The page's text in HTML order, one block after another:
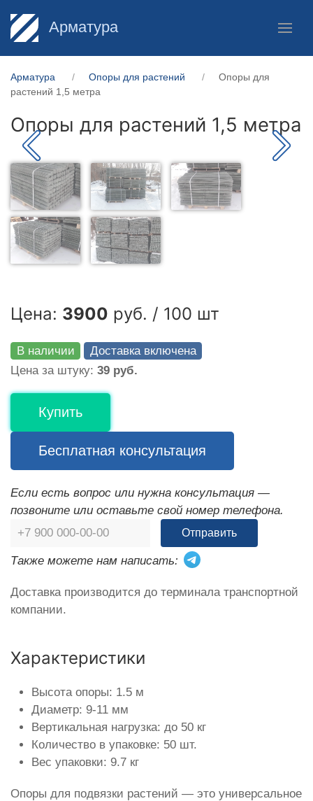
Арматура
Арматура Опоры для растений
Опоры для
растений 1,5 метра
Опоры для растений 1,5 метра
Цена: 3900 руб. / 100 шт
В наличии
Доставка включена
Цена за штуку: 39 руб.
Купить
Бесплатная консультация
Если есть вопрос или нужна консультация —
позвоните или оставьте свой номер телефона.
Отправить
Также можете нам написать:
Доставка производится до терминала транспортной
компании.
Характеристики
Высота опоры: 1.5 м
Диаметр: 9-11 мм
Вертикальная нагрузка: до 50 кг
Количество в упаковке: 50 шт.
Вес упаковки: 9.7 кг
Опоры для подвязки растений — это универсальное